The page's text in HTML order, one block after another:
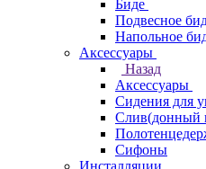
Биде
Подвесное
Напольное
Аксессуары
Назад
Аксессуары
Сидения для
Слив(донный
Сифоны
Инсталляции